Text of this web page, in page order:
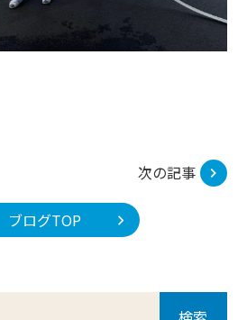
ブログTOP
次の記事